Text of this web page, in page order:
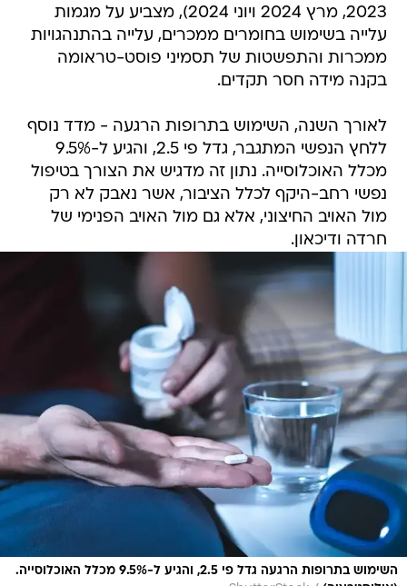
2023, מרץ 2024 ויוני 2024), מצביע על מגמות
עלייה בשימוש בחומרים ממכרים, עלייה בהתנהגויות
ממכרות והתפשטות של תסמיני פוסט-טראומה
בקנה מידה חסר תקדים.
לאורך השנה, השימוש בתרופות הרגעה - מדד נוסף
ללחץ הנפשי המתגבר, גדל פי 2.5, והגיע ל-9.5%
מכלל האוכלוסייה. נתון זה מדגיש את הצורך בטיפול
נפשי רחב-היקף לכלל הציבור, אשר נאבק לא רק
מול האויב החיצוני, אלא גם מול האויב הפנימי של
חרדה ודיכאון.
השימוש בתרופות הרגעה גדל פי 2.5, והגיע ל-9.5% מכלל האוכלוסייה.